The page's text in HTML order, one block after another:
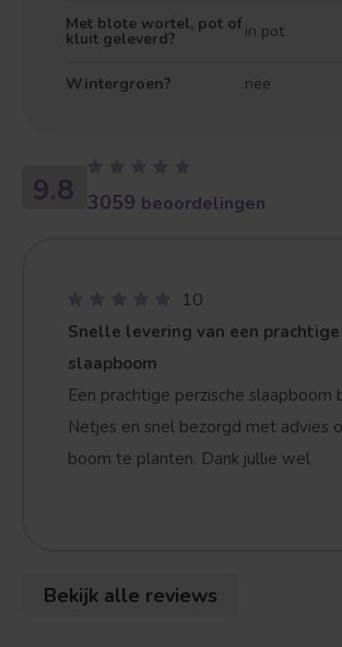
Met blote wortel, pot of
kluit geleverd? in pot
Wintergroen? nee
9.8 3059 beoordelingen
10
Snelle levering van een prachtige
slaapboom
Een prachtige perzische slaapboom
Netjes en snel bezorgd met advies
boom te planten. Dank jullie wel
Bekijk alle reviews